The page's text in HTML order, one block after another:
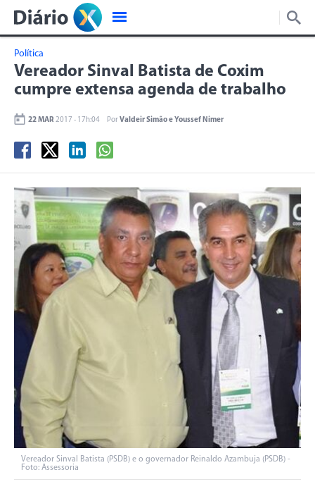
Política
Vereador Sinval Batista de Coxim
cumpre extensa agenda de trabalho
22 MAR 2017 - 17h:04 PorValdeir Simão e Youssef Nimer
Vereador Sinval Batista (PSDB) e o governador Reinaldo Azambuja (PSDB) -
Foto: Assessoria